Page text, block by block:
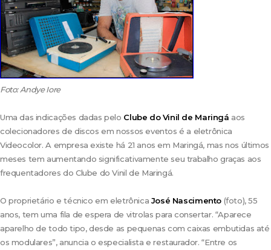
Foto: Andye Iore
Uma das indicações dadas pelo Clube do Vinil de Maringá aos
colecionadores de discos em nossos eventos é a eletrônica
Videocolor. A empresa existe há 21 anos em Maringá, mas nos últimos
meses tem aumentando significativamente seu trabalho graças aos
frequentadores do Clube do Vinil de Maringá.
O proprietário e técnico em eletrônica José Nascimento(foto), 55
anos, tem uma fila de espera de vitrolas para consertar. “Aparece
aparelho de todo tipo, desde as pequenas com caixas embutidas até
os modulares”, anuncia o especialista e restaurador. “Entre os